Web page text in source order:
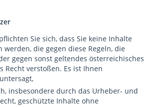
Sie sich, dass Sie keine Inhalte
werden, die gegen diese Regeln, die
gegen sonst geltendes österreichisches
Recht verstoßen. Es ist Ihnen
insbesondere durch das Urheber- und
geschützte Inhalte ohne